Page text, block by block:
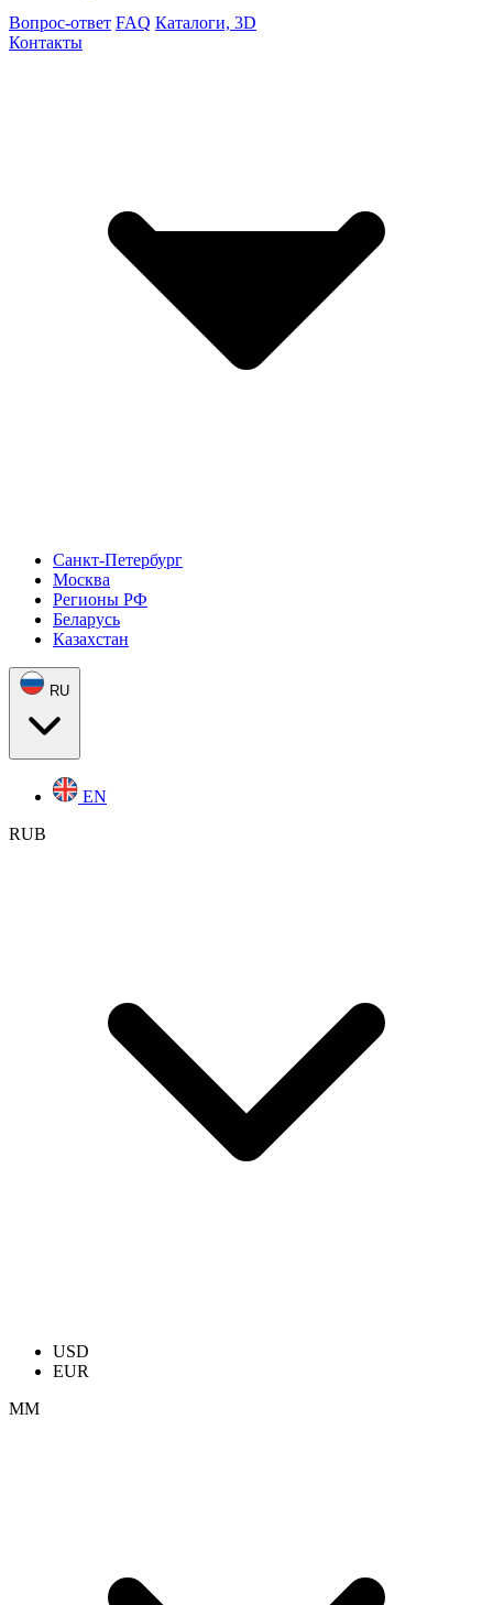
Вопрос-ответ FAQ Каталоги, 3D
Контакты
Санкт-Петербург
Москва
Регионы РФ
Беларусь
Казахстан
RU
EN
RUB
USD
EUR
ММ